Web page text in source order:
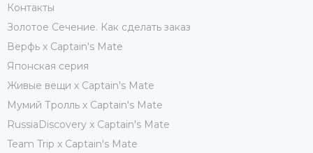
Контакты
Золотое Сечение. Как сделать заказ
Верфь х Captain's Mate
Японская серия
Живые вещи х Captain's Mate
Мумий Тролль х Сaptain's Mate
RussiaDiscovery x Captain's Mate
Team Trip x Captain's Mate